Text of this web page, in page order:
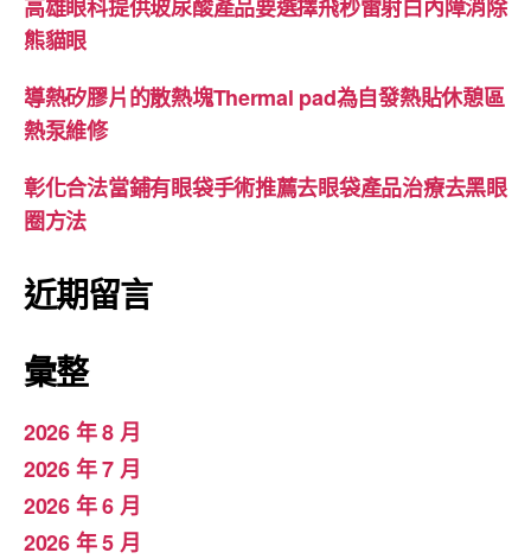
高雄眼科提供玻尿酸產品要選擇飛秒雷射白內障消除
熊貓眼
導熱矽膠片的散熱塊Thermal pad為自發熱貼休憩區
熱泵維修
彰化合法當鋪有眼袋手術推薦去眼袋產品治療去黑眼
圈方法
近期留言
彙整
2026 年 8 月
2026 年 7 月
2026 年 6 月
2026 年 5 月